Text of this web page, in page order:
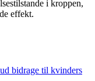
i kroppen,
effekt.
bidrage til kvinders